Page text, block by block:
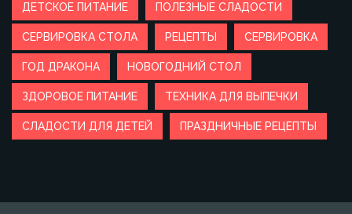
ДЕТСКОЕ ПИТАНИЕ ПОЛЕЗНЫЕ СЛАДОСТИ
СЕРВИРОВКА СТОЛА РЕЦЕПТЫ СЕРВИРОВКА
ГОД ДРАКОНА НОВОГОДНИЙ СТОЛ
ЗДОРОВОЕ ПИТАНИЕ ТЕХНИКА ДЛЯ ВЫПЕЧКИ
СЛАДОСТИ ДЛЯ ДЕТЕЙ ПРАЗДНИЧНЫЕ РЕЦЕПТЫ